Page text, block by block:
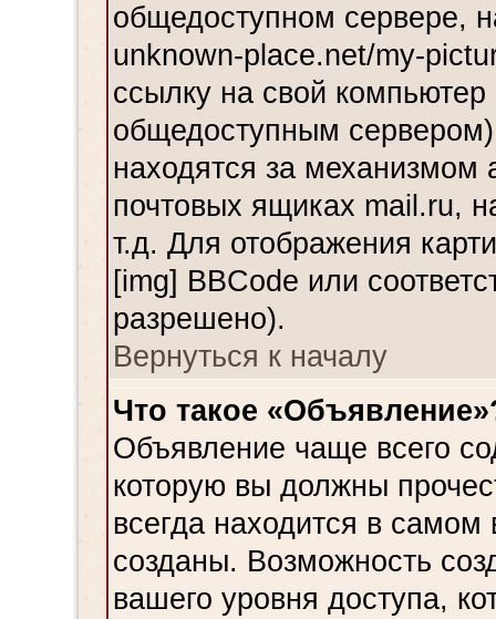
общедоступном сервере,
unknown-place.net/my-
ссылку на свой
общедоступным
находятся за механизмом
почтовых ящиках mail.ru,
т.д. Для отображения
[img] BBCode или
разрешено).
Вернуться к началу
Что такое
Объявление чаще всего
которую вы должны
всегда находится в
созданы. Возможность
вашего уровня доступа,